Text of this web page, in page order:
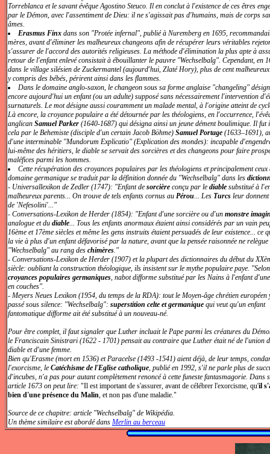
Torreblanca et le savant évêque Agostino Steuco. Il en conclut à l'existence de ces êtres
par le Démon, avec l'assentiment de Dieu: il ne s'agissait pas d'humains, mais de corps
âmes.
Erasmus Finxdans son "Protée infernal", publié à Nuremberg en 1695,
mères, avant d'éliminer les malheureux changeons afin de récupérer leurs véritables
s'assurer de l'accord des autorités religieuses. La méthode d'élimination la plus apte à
retour de l'enfant enlevé consistait à ébouillanter le pauvre "Wechselbalg". Cependant, en
dans le village silésien de Zuckermantel (aujourd'hui, Zlaté Hory), plus de cent
y compris des bébés, périrent ainsi dans les flammes.
Dans le domaine anglo-saxon, le changeon sous sa forme anglaise "changeling"
encore aujourd'hui un enfant (ou un adulte) supposé sans nécessairement l'intervention
surnaturels. Le mot désigne aussi couramment un malade mental, à l'origine atteint de
Là encore, la croyance populaire a été détournée par les théologiens, en l'occurrence,
anglican Samuel Parker (1640-1687) qui désigna ainsi un jeune dément boulimique. Il fut
cela par le Behemiste (disciple d'un certain Jacob Böhme) Samuel Portage (1633–1691),
d'une interminable "Mundorum Explicatio" (Explication des mondes): incapable
lui-même des héritiers, le diable se servait des sorcières et des changeons pour faire
maléfices parmi les hommes.
Cette récupération des croyances populaires par les théologiens et principalement ceux
domaine germanique se traduit par la définition donnée du "Wechselbalg" dans les
- Universallexikon de Zedler (1747): "Enfant de sorcière conçu par le diable substitué à
malheureux parents... On trouve de tels enfants cornus au Pérou... Les Turcs leur
de 'Nefesolini'..."
- Conversations-Lexikon de Herder (1854): "Enfant d'une sorcière ou d'un monstre
analogue et du diable... Tous les enfants anormaux étaient ainsi considérés par un vain
16ème et 17ème siècles et même les gens instruits étaient persuadés de leur existence... ce
la vie à plus d'un enfant défavorisé par la nature, avant que la pensée raisonnée ne relègue
"Wechselbalg" au rang des chimères."
- Conversations-Lexikon de Herder (1907) et la plupart des dictionnaires du début du
siècle: oubliant la construction théologique, ils insistent sur le mythe populaire paye.
croyances populaires germaniques, nabot difforme substitué par les Nains à l'enfant
en couches".
- Meyers Neues Lexikon (1954, du temps de la RDA): tout le Moyen-âge chrétien européen
passé sous silence: "Wechselbalg": superstition celte et germanique qui veut qu'un enfant
fantomatique difforme ait été substitué à un nouveau-né.
Pour être complet, il faut signaler que Luther incluait le Pape parmi les créatures du
le Franciscain Sinistrari (1622 - 1701) pensait au contraire que Luther était né de l'union
diable et d'une femme.
Bien qu'Erasme (mort en 1536) et Paracelse (1493 -1541) aient déjà, de leur temps,
l'exorcisme, le Catéchisme de l'Eglise catholique, publié en 1992, s'il ne parle plus de
d'incubes, n'a pas pour autant complètement renoncé à cette funeste fantasmagorie. Dans
article 1673 on peut lire: "Il est important de s'assurer, avant de célébrer l'exorcisme, qu'il
bien d'une présence du Malin, et non pas d'une maladie."
Source de ce chapitre: article "Wechselbalg" de Wikipédia.
Un thème similaire est abordé dans Merlin au berceau